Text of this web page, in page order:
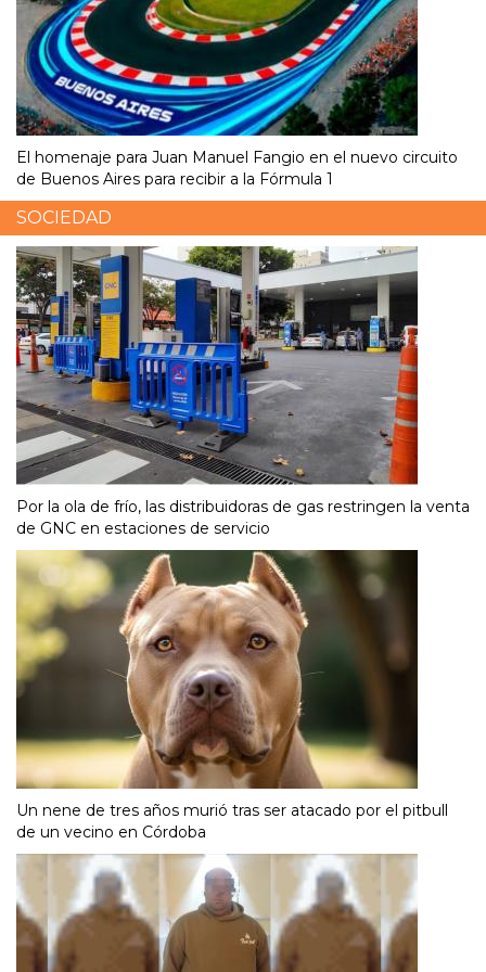
El homenaje para Juan Manuel Fangio en el nuevo circuito
de Buenos Aires para recibir a la Fórmula 1
SOCIEDAD
Por la ola de frío, las distribuidoras de gas restringen la venta
de GNC en estaciones de servicio
Un nene de tres años murió tras ser atacado por el pitbull
de un vecino en Córdoba